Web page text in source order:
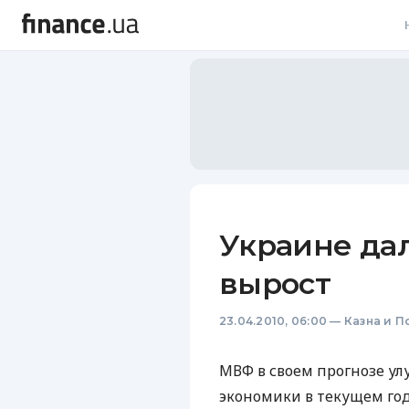
Украине
вырост
23.04.2010, 06:00 — Казна и
МВФ в своем прогнозе
экономики в текущем